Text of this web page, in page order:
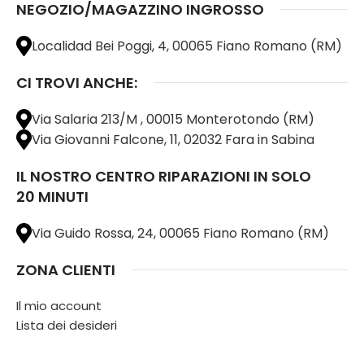
NEGOZIO/MAGAZZINO INGROSSO
Localidad Bei Poggi, 4, 00065 Fiano Romano (RM)
CI TROVI ANCHE:
Via Salaria 213/M , 00015 Monterotondo (RM)
Via Giovanni Falcone, 11, 02032 Fara in Sabina
IL NOSTRO CENTRO RIPARAZIONI IN SOLO
20 MINUTI
Via Guido Rossa, 24, 00065 Fiano Romano (RM)
ZONA CLIENTI
Il mio account
Lista dei desideri